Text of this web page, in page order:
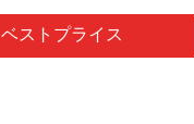
ベストプライス